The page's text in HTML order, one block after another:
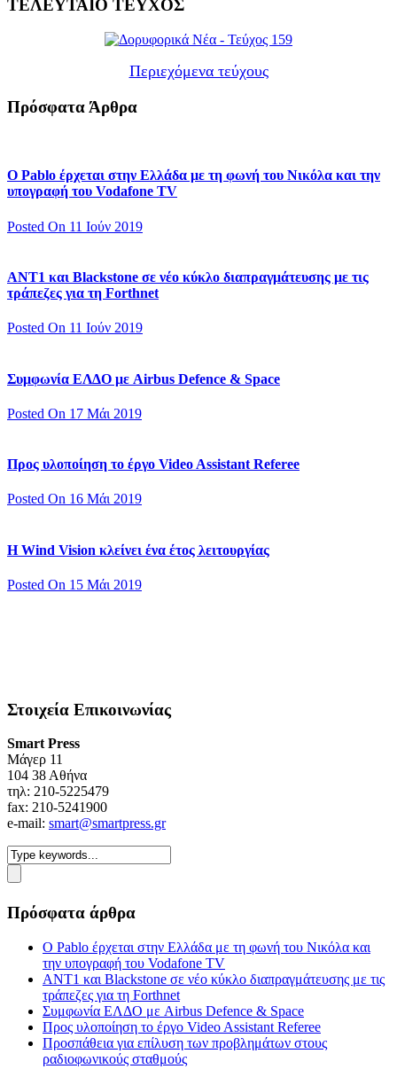
ΤΕΛΕΥΤΑΙΟ ΤΕΥΧΟΣ
Περιεχόμενα τεύχους
Πρόσφατα Άρθρα
Ο Pablo έρχεται στην Ελλάδα με τη φωνή του Νικόλα και την
υπογραφή του Vodafone TV
Posted On 11 Ιούν 2019
ΑΝΤ1 και Blackstone σε νέο κύκλο διαπραγμάτευσης με τις
τράπεζες για τη Forthnet
Posted On 11 Ιούν 2019
Συμφωνία ΕΛΔΟ με Airbus Defence & Space
Posted On 17 Μάι 2019
Προς υλοποίηση το έργο Video Assistant Referee
Posted On 16 Μάι 2019
Η Wind Vision κλείνει ένα έτος λειτουργίας
Posted On 15 Μάι 2019
Στοιχεία Επικοινωνίας
Smart Press
Mάγερ 11
104 38 Αθήνα
τηλ: 210-5225479
fax: 210-5241900
e-mail: smart@smartpress.gr
Πρόσφατα άρθρα
Ο Pablo έρχεται στην Ελλάδα με τη φωνή του Νικόλα και
την υπογραφή του Vodafone TV
ΑΝΤ1 και Blackstone σε νέο κύκλο διαπραγμάτευσης με τις
τράπεζες για τη Forthnet
Συμφωνία ΕΛΔΟ με Airbus Defence & Space
Προς υλοποίηση το έργο Video Assistant Referee
Προσπάθεια για επίλυση των προβλημάτων στους
ραδιοφωνικούς σταθμούς